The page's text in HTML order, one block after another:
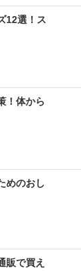
12選！ス
！体から
めのおし
販で買え